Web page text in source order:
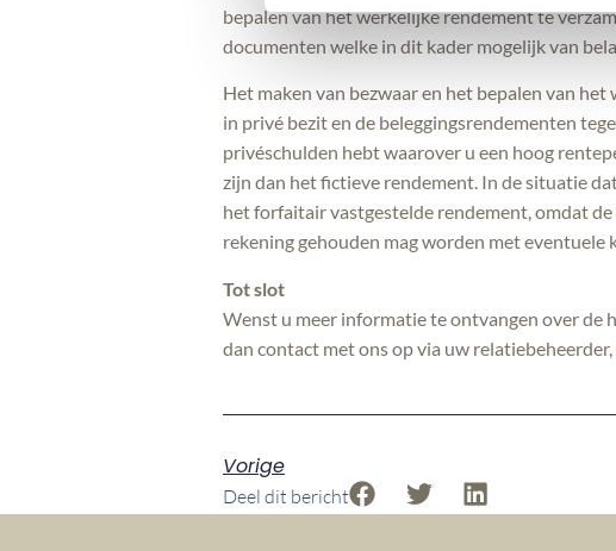
bepalen van het werkelijke rendement te
documenten welke in dit kader mogelijk van
Het maken van bezwaar en het bepalen van
in privé bezit en de beleggingsrendementen
privéschulden hebt waarover u een hoog
zijn dan het fictieve rendement. In de situatie
het forfaitair vastgestelde rendement, omdat
rekening gehouden mag worden met eventuele
Tot slot
Wenst u meer informatie te ontvangen over de
dan contact met ons op via uw
Vorige
Deel dit bericht